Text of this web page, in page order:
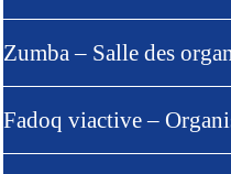
Zumba – Salle des
Fadoq viactive –